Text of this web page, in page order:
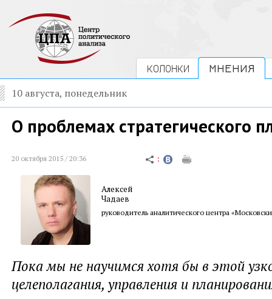
КОЛОНКИ МНЕНИЯ
10 августа, понедельник
О проблемах стратегического
20 октября 2015 / 20:36
Алексей
Чадаев
руководитель аналитического центра
Пока мы не научимся хотя бы в этой
целеполагания, управления и